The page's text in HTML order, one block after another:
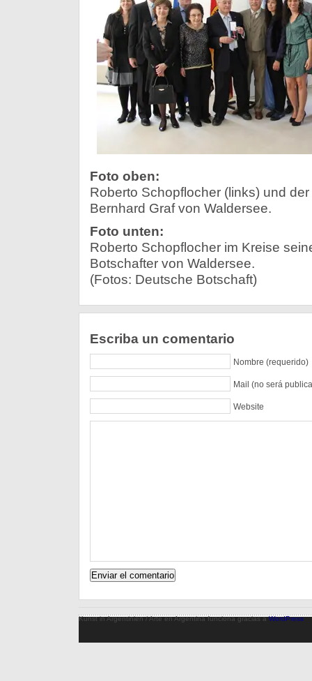
Foto oben:
Roberto Schopflocher (links) und
Bernhard Graf von Waldersee.
Foto unten:
Roberto Schopflocher im Kreise
Botschafter von Waldersee.
(Fotos: Deutsche Botschaft)
Escriba un comentario
Nombre (requerido)
Mail (no será
Website
Kunst in Argentinien / Arte en Argentina funciona gracias aWordPress